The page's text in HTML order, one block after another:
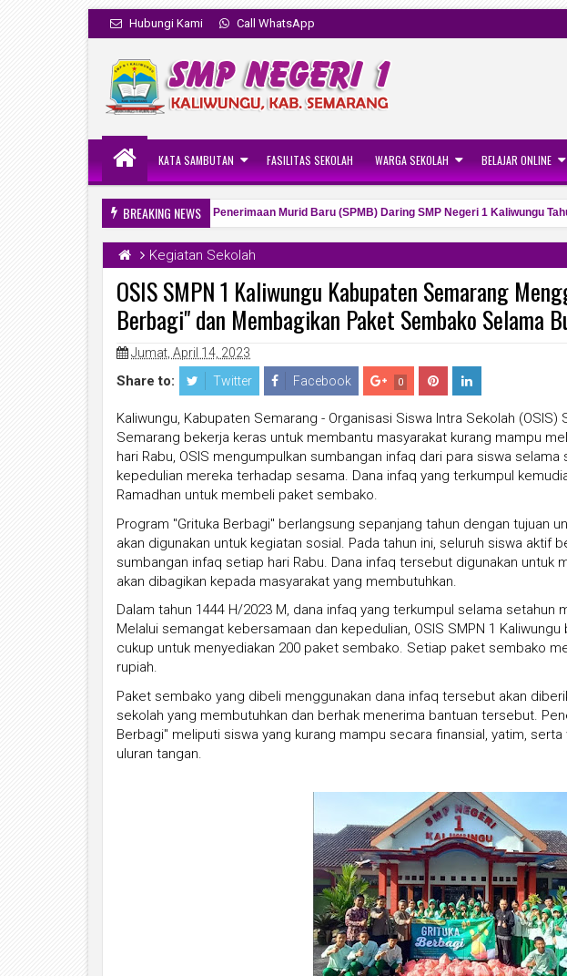
Hubungi Kami Call WhatsApp
KATA SAMBUTAN FASILITAS SEKOLAH WARGA SEKOLAH BELAJAR ONLINE
BREAKING NEWS
Penetapan Hasil Seleksi Sistem Penerimaan Murid Baru (SPMB) Daring SMP Negeri 1 Kaliwungu Tahun
Kegiatan Sekolah
OSIS SMPN 1 Kaliwungu Kabupaten Semarang
Berbagi" dan Membagikan Paket Sembako Selama
Jumat, April 14, 2023
Share to: Twitter Facebook 0
Kaliwungu, Kabupaten Semarang - Organisasi Siswa Intra Sekolah (OSIS)
Semarang bekerja keras untuk membantu masyarakat kurang mampu
hari Rabu, OSIS mengumpulkan sumbangan infaq dari para siswa
kepedulian mereka terhadap sesama. Dana infaq yang terkumpul
Ramadhan untuk membeli paket sembako.
Program "Grituka Berbagi" berlangsung sepanjang tahun dengan tujuan
akan digunakan untuk kegiatan sosial. Pada tahun ini, seluruh siswa aktif
sumbangan infaq setiap hari Rabu. Dana infaq tersebut digunakan untuk
akan dibagikan kepada masyarakat yang membutuhkan.
Dalam tahun 1444 H/2023 M, dana infaq yang terkumpul selama setahun
Melalui semangat kebersamaan dan kepedulian, OSIS SMPN 1
cukup untuk menyediakan 200 paket sembako. Setiap paket sembako
rupiah.
Paket sembako yang dibeli menggunakan dana infaq tersebut akan
sekolah yang membutuhkan dan berhak menerima bantuan tersebut.
Berbagi" meliputi siswa yang kurang mampu secara finansial, yatim,
uluran tangan.